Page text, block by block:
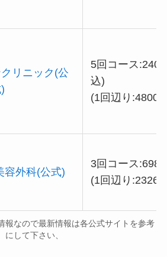
リニック(公
5回コース
込)
(1回辺り
容外科(公式)
3回コース
(1回辺り
報なので最新情報は各公式サイトを参考
にして下さい、